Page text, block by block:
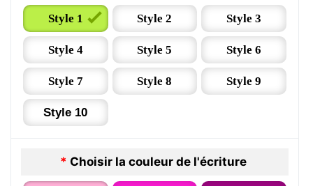
Style 1 Style 2 Style 3
Style 4 Style 5 Style 6
Style 7 Style 8 Style 9
Style 10
* Choisir la couleur de l'écriture